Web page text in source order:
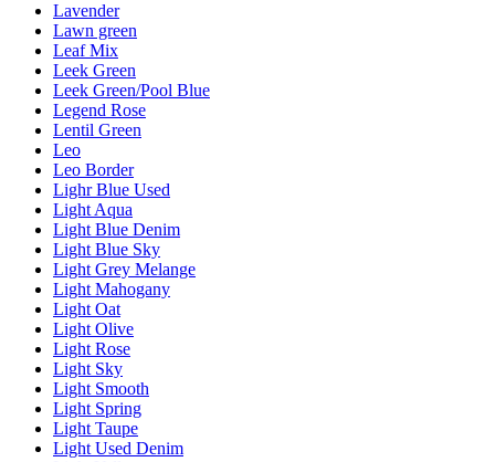
Lavender
Lawn green
Leaf Mix
Leek Green
Leek Green/Pool Blue
Legend Rose
Lentil Green
Leo
Leo Border
Lighr Blue Used
Light Aqua
Light Blue Denim
Light Blue Sky
Light Grey Melange
Light Mahogany
Light Oat
Light Olive
Light Rose
Light Sky
Light Smooth
Light Spring
Light Taupe
Light Used Denim